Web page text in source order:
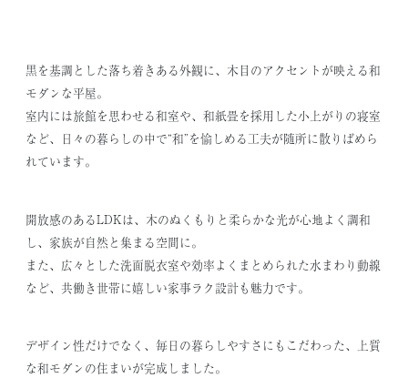
黒を基調とした落ち着きある外観に、木目のアクセントが映える和
モダンな平屋。
室内には旅館を思わせる和室や、和紙畳を採用した小上がりの寝室
など、日々の暮らしの中で“和”を愉しめる工夫が随所に散りばめら
れています。
開放感のあるLDKは、木のぬくもりと柔らかな光が心地よく調和
し、家族が自然と集まる空間に。
また、広々とした洗面脱衣室や効率よくまとめられた水まわり動線
など、共働き世帯に嬉しい家事ラク設計も魅力です。
デザイン性だけでなく、毎日の暮らしやすさにもこだわった、上質
な和モダンの住まいが完成しました。